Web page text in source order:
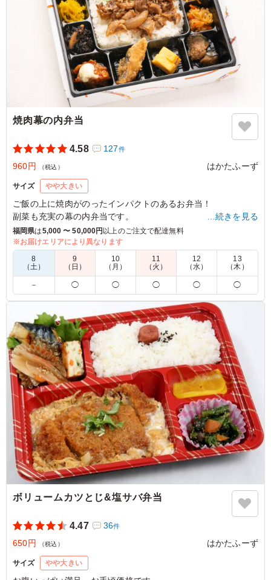
焼肉幕の内弁当
4.58 127件
960円 （税込） はかたふーず
サイズ やや大きい
ご飯の上に焼肉がのったインパクトのあるお弁当！
副菜も充実の幕の内弁当です。
5.0 株式会社九電ハイテック
メインのみならず副菜も美味しく、充実しており大変好評
でした！ ご飯やおかずの量も適当でよかったです。 手拭
きも割り箸も、蓋の内袋に入っており、事前準備が不必要
なのは大変ありがたいです。
ご利用シーン：懇親会›懇親会
福岡県福岡市中央区渡辺通
2026/07/30
…続きを見る
福岡県は5,000 〜 50,000円以上のご注文で配達無料
※お届けエリアにより異なります
8
（土）
9
（日）
10
（月）
11
（火）
12
（水）
13
（木）
－ ◯ ◯ ◯ ◯ ◯
ボリュームカツとじ&塩サバ弁当
4.47 36件
650円 （税込） はかたふーず
サイズ やや大きい